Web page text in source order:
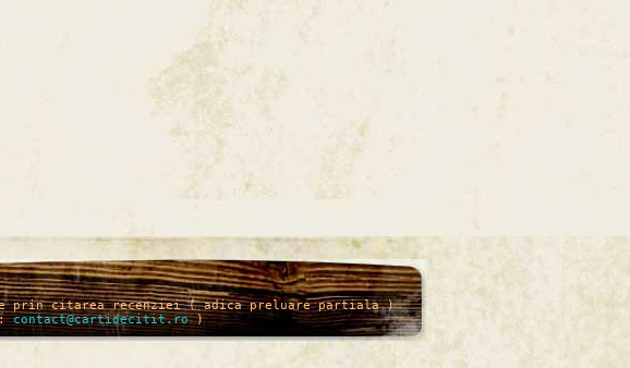
prin citarea recenziei ( adica preluare partiala )
contact@cartidecitit.ro)